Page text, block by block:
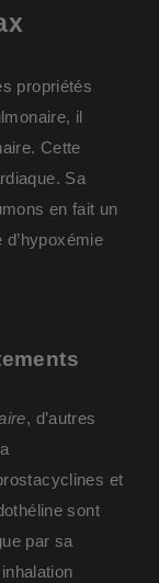
propriétés
il
Cette
Sa
en fait un
, d’autres
et
sont
par sa